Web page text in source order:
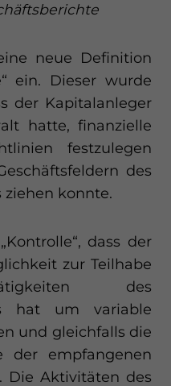
neue Definition
ein. Dieser wurde
der Kapitalanleger
hatte, finanzielle
festzulegen
des
konnte.
dass der
zur Teilhabe
des
hat um variable
und gleichfalls die
der empfangenen
Die Aktivitäten des